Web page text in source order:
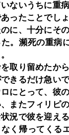
ないうちに重
ったことでし
に、十分にそ
た。瀕死の重病
取り留めたか
きるだけ急い
ロにとって、彼
またフィリピ
況で彼を迎え
なく帰ってくる